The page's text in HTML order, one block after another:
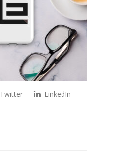
Twitter
LinkedIn